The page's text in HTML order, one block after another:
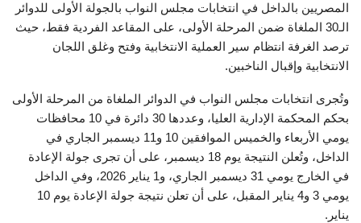
المصريين بالداخل في انتخابات مجلس النواب بالجولة الأولى للدوائر
الـ30 الملغاة ضمن المرحلة الأولى، على المقاعد الفردية فقط، حيث
ترصد الغرفة انتظام سير العملية الانتخابية وفتح وغلق اللجان
الانتخابية وإقبال الناخبين.
وتُجرى انتخابات مجلس النواب في الدوائر الملغاة من المرحلة الأولى
بحكم المحكمة الإدارية العليا، وعددها 30 دائرة في 10 محافظات
يومي الأربعاء والخميس الموافقين 10 و11 ديسمبر الجاري في
الداخل، وتُعلن النتيجة يوم 18 ديسمبر، على أن تجرى جولة الإعادة
في الخارج يومي 31 ديسمبر الجاري، و1 يناير 2026، وفي الداخل
يومي 3 و4 يناير المقبل، على أن تعلن نتيجة جولة الإعادة يوم 10
يناير.